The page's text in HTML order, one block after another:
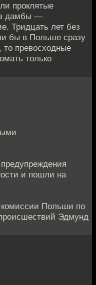
проклятые
дамбы —
Тридцать лет без
бы в Польше сразу
превосходные
только
и пошли на
комиссии Польши по
Эдмунд